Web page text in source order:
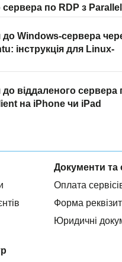
сервера по RDP з
до Windows-сервера
інструкція для Linux-
віддаленого сервера
на iPhone чи iPad
Документи та
Оплата
Форма
Юридичні